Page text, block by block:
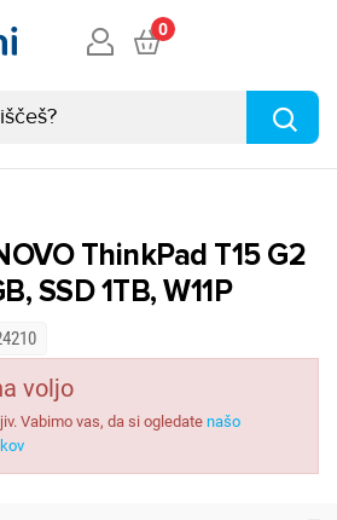
0
ThinkPad T15 G2
SSD 1TB, W11P
voljo
Vabimo vas, da si ogledate našo